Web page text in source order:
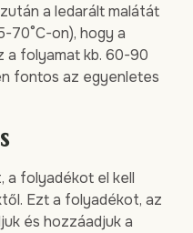
a ledarált malátát
70°C-on), hogy a
a folyamat kb. 60-90
fontos az egyenletes
folyadékot el kell
Ezt a folyadékot, az
és hozzáadjuk a